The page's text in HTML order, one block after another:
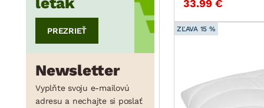
PREZRIEŤ
Newsletter
Vyplňte svoju e-mailovú
adresu a nechajte si poslať
33.99 €
ZĽAVA 15 %